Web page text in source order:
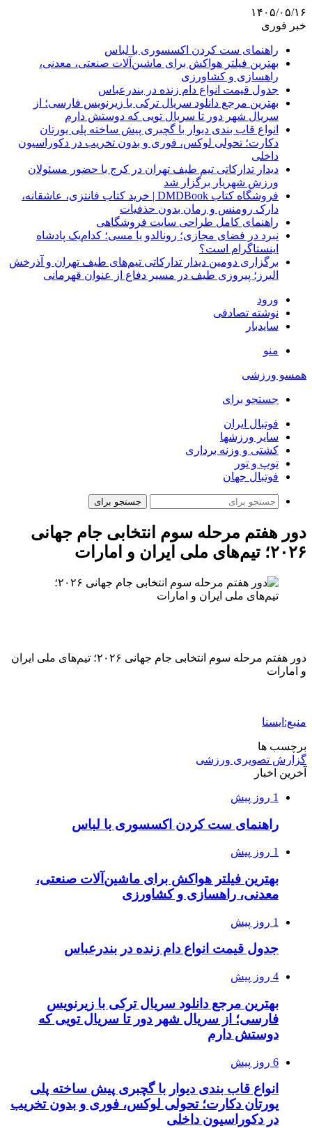
۱۴۰۵/۰۵/۱۶
خبر فوری
راهنمای ست کردن اکسسوری با لباس
بهترین فیلتر هواکش برای ماشین‌آلات صنعتی، معدنی،
راهسازی و کشاورزی
جدول قیمت انواع دام زنده در بندرعباس
بهترین مرجع دانلود سریال ترکی با زیرنویس فارسی؛ از
سریال شهر دور تا سریال تویی که دوستش دارم
انواع قاب بندی دیوار با گچبری پیش ساخته پلی یورتان
دکارت؛ تحولی لوکس، فوری و بدون تخریب در دکوراسیون
داخلی
دیدار تدارکاتی تیم طیف تهران در کرج با حضور مسئولان
ورزش شهریار برگزار شد
فروشگاه کتاب DMDBook | خرید کتاب فانتزی، عاشقانه،
دارک رومنس و رمان بدون حذفیات
راهنمای کامل طراحی سایت فروشگاهی
نبرد در فضای مجازی؛ رونالدو یا مسی؛ کدام‌یک پادشاه
اینستاگرام است؟
برگزاری دومین دیدار تدارکاتی تیم‌های طیف تهران و آذرخش
البرز؛ پیروزی طیف در مسیر دفاع از عنوان قهرمانی
ورود
نوشته تصادفی
سایدبار
منو
همسو ورزشی
جستجو برای
فوتبال ایران
سایر ورزشها
کشتی و وزنه برداری
توپ و تور
فوتبال جهان
جستجو برای
دور هفتم مرحله سوم انتخابی جام جهانی
۲۰۲۶؛ تیم‌های ملی ایران و امارات
دور هفتم مرحله سوم انتخابی جام جهانی ۲۰۲۶؛ تیم‌های ملی ایران
و امارات
منبع:ایسنا
برچسب ها
گزارش تصویری ورزشی
آخرین اخبار
1 روز پیش
راهنمای ست کردن اکسسوری با لباس
1 روز پیش
بهترین فیلتر هواکش برای ماشین‌آلات صنعتی،
معدنی، راهسازی و کشاورزی
1 روز پیش
جدول قیمت انواع دام زنده در بندرعباس
4 روز پیش
بهترین مرجع دانلود سریال ترکی با زیرنویس
فارسی؛ از سریال شهر دور تا سریال تویی که
دوستش دارم
6 روز پیش
انواع قاب بندی دیوار با گچبری پیش ساخته پلی
یورتان دکارت؛ تحولی لوکس، فوری و بدون تخریب
در دکوراسیون داخلی